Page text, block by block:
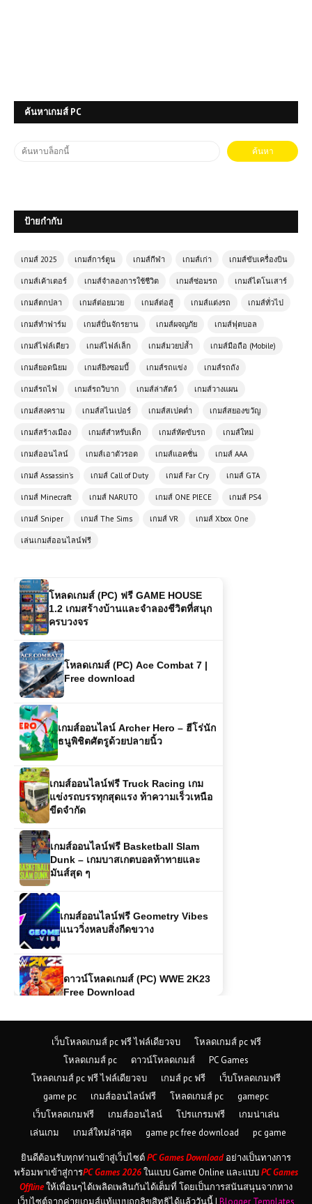
ค้นหาเกมส์ PC
ป้ายกำกับ
เกมส์ 2025 เกมส์การ์ตูน เกมส์กีฬา เกมส์เก่า เกมส์ขับเครื่องบิน
เกมส์เค้าเตอร์ เกมส์จำลองการใช้ชีวิต เกมส์ซ่อมรถ เกมส์ไดโนเสาร์
เกมส์ตกปลา เกมส์ต่อยมวย เกมส์ต่อสู้ เกมส์แต่งรถ เกมส์ทั่วไป
เกมส์ทำฟาร์ม เกมส์ปั่นจักรยาน เกมส์ผจญภัย เกมส์ฟุตบอล
เกมส์ไฟล์เดียว เกมส์ไฟล์เล็ก เกมส์มวยปล้ำ เกมส์มือถือ (Mobile)
เกมส์ยอดนิยม เกมส์ยิงซอมบี้ เกมส์รถแข่ง เกมส์รถถัง
เกมส์รถไฟ เกมส์รถวิบาก เกมส์ล่าสัตว์ เกมส์วางแผน
เกมส์สงคราม เกมส์สไนเปอร์ เกมส์สเปคต่ำ เกมส์สยองขวัญ
เกมส์สร้างเมือง เกมส์สำหรับเด็ก เกมส์หัดขับรถ เกมส์ใหม่
เกมส์ออนไลน์ เกมส์เอาตัวรอด เกมส์แอคชั่น เกมส์ AAA
เกมส์ Assassin's เกมส์ Call of Duty เกมส์ Far Cry เกมส์ GTA
เกมส์ Minecraft เกมส์ NARUTO เกมส์ ONE PIECE เกมส์ PS4
เกมส์ Sniper เกมส์ The Sims เกมส์ VR เกมส์ Xbox One
เล่นเกมส์ออนไลน์ฟรี
เกมส์ออนไลน์ Battle Royale
รอดเป็นคนสุดท้าย!
⚔️ Stickman Kombat 2D เกมต่อสู้สุด
เล่นสนุกทุกเวลา
เกมส์ออนไลน์ฟรี The Farmer ฮีโร่
เกมส์ออนไลน์ฟรี Boxing Random
โหลดเกมส์ (PC) ฟรี GAME HOUSE
1.2 เกมสร้างบ้านและจำลองชีวิตที่สนุก
ครบวงจร
โหลดเกมส์ (PC) Ace Combat 7 |
Free download
เกมส์ออนไลน์ Archer Hero – ฮีโร่นัก
ธนูพิชิตศัตรูด้วยปลายนิ้ว
เกมส์ออนไลน์ฟรี Truck Racing เกม
แข่งรถบรรทุกสุดแรง ท้าความเร็วเหนือ
ขีดจำกัด
เกมส์ออนไลน์ฟรี Basketball Slam
Dunk – เกมบาสเกตบอลท้าทายและ
มันส์สุด ๆ
เกมส์ออนไลน์ฟรี Geometry Vibes
แนววิ่งหลบสิ่งกีดขวาง
ดาวน์โหลดเกมส์ (PC) WWE 2K23
Free Download
เกมออนไลน์ฟรี Jacks Village แหล่ง
ช็อปปิ้งและไลฟ์สไตล์ที่คุณไม่ควรพลาด
เกมส์ออนไลน์ฟรี Flash Bash – เกม
ต่อสู้สไตล์สตรีทสุดมันส์
เกมส์ออนไลน์ฟรี ATV Ultimate
OffRoad ผจญภัยสุดมันส์บนเส้นทาง
ออฟโรด
เว็บโหลดเกมส์ pc ฟรี ไฟล์เดียวจบ
โหลดเกมส์ pc ฟรี
โหลดเกมส์ pc
ดาวน์โหลดเกมส์
PC Games
โหลดเกมส์ pc ฟรี ไฟล์เดียวจบ
เกมส์ pc ฟรี
เว็บโหลดเกมฟรี
game pc
เกมส์ออนไลน์ฟรี โหลดเกมส์ pc
gamepc
เว็บโหลดเกมฟรี
เกมส์ออนไลน์ โปรแกรมฟรี
เกมน่าเล่น
เล่นเกม
เกมส์ใหม่ล่าสุด game pc free download pc game
ยินดีต้อนรับทุกท่านเข้าสู่เว็บไซต์PC Games Download อย่างเป็นทางการ
พร้อมพาเข้าสู่การPC Games 2026ในแบบ Game Online และแบบPC Games
Offlineให้เพื่อนๆได้เพลิดเพลินกันได้เต็มที่ โดยเป็นการสนันสนุนจากทาง